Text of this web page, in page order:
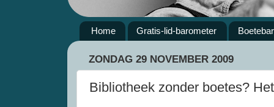
Home Gratis-lid-barometer
ZONDAG 29 NOVEMBER 2009
Bibliotheek zonder boetes?